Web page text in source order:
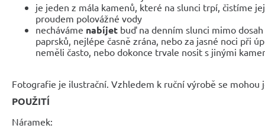
je jeden z mála kamenů, které na slunci trpí, čistíme
proudem polovážné vody
necháváme nabíjet buď na denním slunci mimo
paprsků, nejlépe časně zrána, nebo za jasné noci při
neměli často, nebo dokonce trvale nosit s jinými
Fotografie je ilustrační. Vzhledem k ruční výrobě se
POUŽITÍ
Náramek: